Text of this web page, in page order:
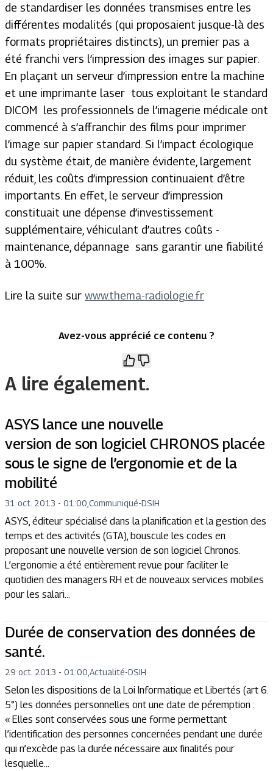
de standardiser les données transmises entre les
différentes modalités (qui proposaient jusque-là des
formats propriétaires distincts), un premier pas a
été franchi vers l’impression des images sur papier.
En plaçant un serveur d’impression entre la machine
et une imprimante laser ­ tous exploitant le standard
DICOM ­ les professionnels de l’imagerie médicale ont
commencé à s’affranchir des films pour imprimer
l’image sur papier standard. Si l’impact écologique
du système était, de manière évidente, largement
réduit, les coûts d’impression continuaient d’être
importants. En effet, le serveur d’impression
constituait une dépense d’investissement
supplémentaire, véhiculant d’autres coûts ­
maintenance, dépannage ­ sans garantir une fiabilité
à 100%.
Lire la suite sur www.thema-radiologie.fr
Avez-vous apprécié ce contenu ?
A lire également.
ASYS lance une nouvelle
version de son logiciel CHRONOS placée
sous le signe de l’ergonomie et de la
mobilité
31 oct. 2013 - 01:00 Communiqué-DSIH
ASYS, éditeur spécialisé dans la planification et la gestion des
temps et des activités (GTA), bouscule les codes en
proposant une nouvelle version de son logiciel Chronos.
L’ergonomie a été entièrement revue pour faciliter le
quotidien des managers RH et de nouveaux services mobiles
pour les salari...
Durée de conservation des données de
santé.
29 oct. 2013 - 01:00 Actualité-DSIH
Selon les dispositions de la Loi Informatique et Libertés (art 6.
5°) les données personnelles ont une date de péremption :
« Elles sont conservées sous une forme permettant
l’identification des personnes concernées pendant une durée
qui n’excède pas la durée nécessaire aux finalités pour
lesquelle...